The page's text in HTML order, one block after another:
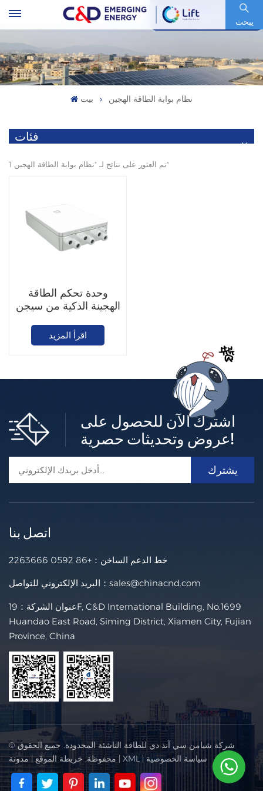
يبحث
رمز السهم : 600153.SH
بيت نظام بوابة الطاقة الهجين
فئات
1 تم العثور على نتائج لـ "نظام بوابة الطاقة الهجين"
وحدة تحكم الطاقة
الهجينة الذكية من سيجن
اقرأ المزيد
اشترك الآن للحصول على
عروض وتحديثات حصرية!
اتصل بنا
خط الدعم الساخن： +86 0592 2263666
البريد الإلكتروني للتواصل： sales@chinacnd.com
عنوان الشركة：19F, C&D International Building, No.1699
Huandao East Road, Siming District, Xiamen City, Fujian
Province, China
© شركة شيامن سي آند دي للطاقة الناشئة المحدودة. جميع الحقوق
محفوظة.خريطة الموقع|مدونة | XML |سياسة الخصوصية